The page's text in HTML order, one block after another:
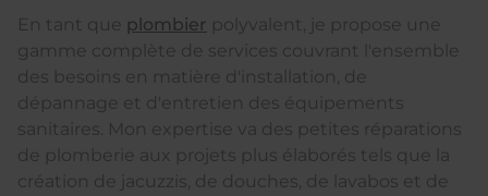
En tant que plombier polyvalent, je propose une
gamme complète de services couvrant l'ensemble
des besoins en matière d'installation, de
dépannage et d'entretien des équipements
sanitaires. Mon expertise va des petites réparations
de plomberie aux projets plus élaborés tels que la
création de jacuzzis, de douches, de lavabos et de